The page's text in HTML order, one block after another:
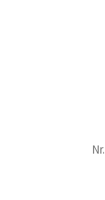
Nr.